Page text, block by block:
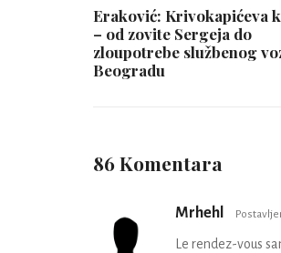
Eraković: Krivokapićeva
– od zovite Sergeja do
zloupotrebe službenog
Beogradu
86 Komentara
Mrhehl
Le rendez-vous